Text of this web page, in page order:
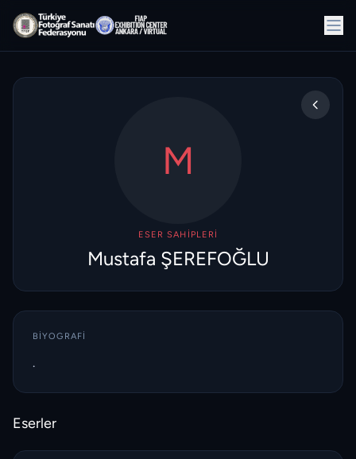
M
ESER SAHIPLERI
Mustafa ŞEREFOĞLU
BIYOGRAFI
.
Eserler